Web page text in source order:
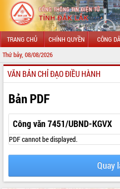
TRANG CHỦ CHÍNH QUYỀN CÔNG
Thứ bảy, 08/08/2026
GIỚI THIỆU
LÃNH ĐẠO UBND TỈNH
TIN TỨC SỰ KIỆN
SỞ, BAN, NGÀNH
UBND CÁC XÃ, PHƯỜNG
THÔNG TIN CHỈ ĐẠO ĐIỀU HÀNH
VĂN BẢN CHỈ ĐẠO ĐIỀU HÀNH
Bản PDF
Công văn 7451/UBND-KGVX
PDF cannot be displayed.
Quay